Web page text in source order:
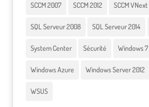
SCCM 2007 SCCM 2012 SCCM VNext
SQL Serveur 2008 SQL Serveur 2014
System Center Sécurité Windows 7
Windows Azure Windows Server 2012
WSUS